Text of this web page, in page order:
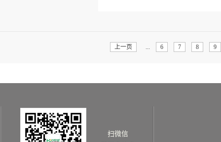
骨，这些禽类为100%通过检疫并批准屠
上一页 ... 6 7 8 9
扫微信